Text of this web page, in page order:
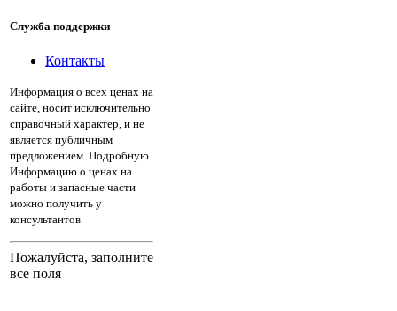
Служба поддержки
Контакты
Информация о всех ценах на
сайте, носит исключительно
справочный характер, и не
является публичным
предложением. Подробную
Информацию о ценах на
работы и запасные части
можно получить у
консультантов
Пожалуйста, заполните
все поля